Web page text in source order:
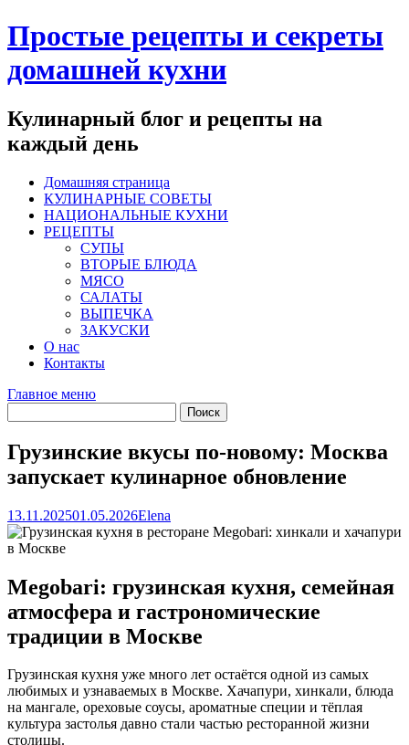
Перейти
к
Простые рецепты и секреты
домашней кухни
Кулинарный блог и рецепты на
каждый день
Домашняя страница
КУЛИНАРНЫЕ СОВЕТЫ
НАЦИОНАЛЬНЫЕ КУХНИ
РЕЦЕПТЫ
СУПЫ
ВТОРЫЕ БЛЮДА
МЯСО
САЛАТЫ
ВЫПЕЧКА
ЗАКУСКИ
О нас
Контакты
Главное меню
Грузинские вкусы по-новому: Москва
запускает кулинарное обновление
13.11.202501.05.2026Elena
Megobari: грузинская кухня, семейная
атмосфера и гастрономические
традиции в Москве
Грузинская кухня уже много лет остаётся одной из самых
любимых и узнаваемых в Москве. Хачапури, хинкали, блюда
на мангале, ореховые соусы, ароматные специи и тёплая
культура застолья давно стали частью ресторанной жизни
столицы.